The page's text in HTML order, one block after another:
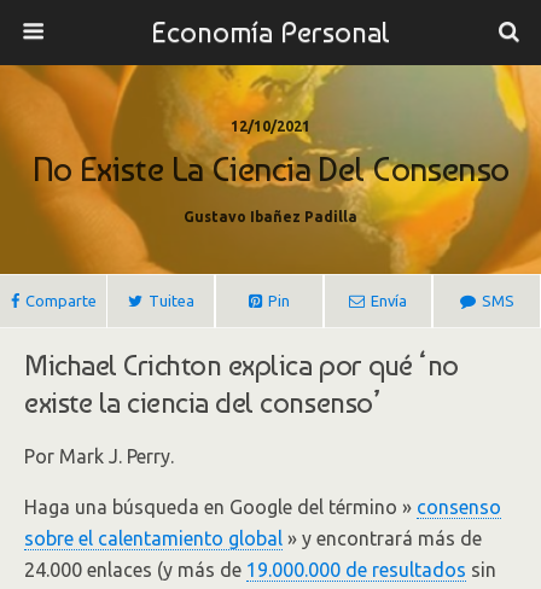
Economía Personal
12/10/2021
No Existe La Ciencia Del Consenso
Gustavo Ibañez Padilla
Comparte Tuitea Pin Envía SMS
Michael Crichton explica por qué ‘no
existe la ciencia del consenso’
Por Mark J. Perry.
Haga una búsqueda en Google del término » consenso
sobre el calentamiento global » y encontrará más de
24.000 enlaces (y más de 19.000.000 de resultados sin